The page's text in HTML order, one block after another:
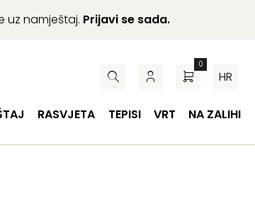
uz namještaj. Prijavi se sada.
0
HR
RASVJETA TEPISI VRT NA ZALIHI